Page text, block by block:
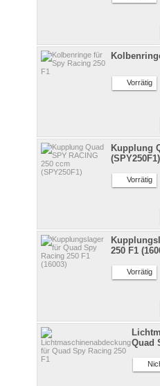
Vorrätig
Kupplung
(SPY250F1)
Vorrätig
250 F1
Vorrätig
Quad